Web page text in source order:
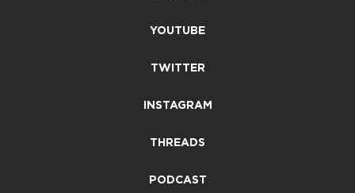
YOUTUBE
TWITTER
INSTAGRAM
THREADS
PODCAST